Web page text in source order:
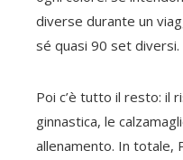
diverse durante un
sé quasi 90 set diversi.
Poi c’è tutto il resto: il
ginnastica, le
allenamento. In totale,